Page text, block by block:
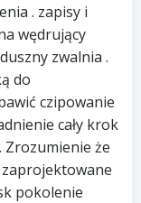
. zapisy i
wędrujący
zwalnia .
do
czipowanie
cały krok
Zrozumienie że
pokolenie